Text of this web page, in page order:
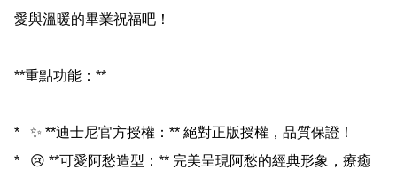
愛與溫暖的畢業祝福吧！
**重點功能：**
*   ✨ **迪士尼官方授權：** 絕對正版授權，品質保證！
*   😢 **可愛阿愁造型：** 完美呈現阿愁的經典形象，療癒